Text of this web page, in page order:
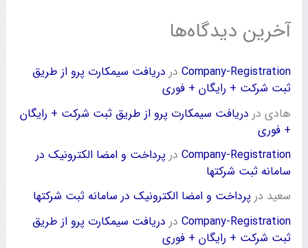
آخرین دیدگاه‌ها
Company-Registration دردریافت سیمکارت پرو از طریق
ثبت شرکت + رایگان + فوری
هادی در دریافت سیمکارت پرو از طریق ثبت شرکت + رایگان
+ فوری
Company-Registration در پرداخت و امضا الکترونیک در
سامانه ثبت شرکتها
سعید درپرداخت و امضا الکترونیک در سامانه ثبت شرکتها
Company-Registration در دریافت سیمکارت پرو از طریق
ثبت شرکت + رایگان + فوری